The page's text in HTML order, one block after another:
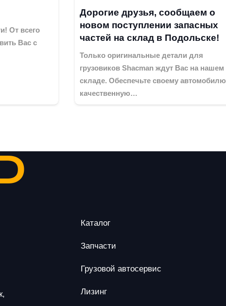
От всего
Вас с
Дорогие друзья, сообщаем о
новом поступлении запасных
частей на склад в Подольске!
Только оригинальные детали для
грузовиков Shacman ждут Вас на нашем
складе. Обеспечьте своему автомобилю
качественную…
Каталог
Запчасти
Грузовой автосервис
Лизинг